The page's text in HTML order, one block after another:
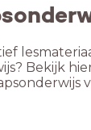
Bekijk